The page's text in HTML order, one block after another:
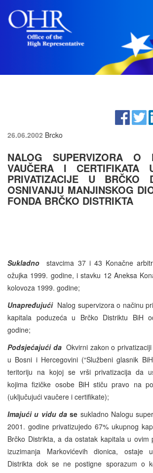
26.06.2002 Brcko
NALOG SUPERVIZORA O
VAUČERA I CERTIFIKATA
PRIVATIZACIJE U BRČKO
OSNIVANJU MANJINSKOG
FONDA BRČKO DISTRIKTA
Sukladno
stavcima 37 i 43 Konačne
ožujka 1999. godine, i stavku 12 Aneksa
kolovoza 1999. godine;
UnapređujućiNalog supervizora o načinu
kapitala poduzeća u Brčko Distriktu BiH
godine;
Podsjećajući daOkvirni zakon o privatizaciji
u Bosni i Hercegovini (“Službeni glasnik
teritoriju na kojoj se vrši privatizacija da
kojima fizičke osobe BiH stiču pravo na
(uključujući vaučere i certifikate);
Imajući u vidu dase sukladno Nalogu
2001. godine privatizujedo 67% ukupnog
Brčko Distrikta, a da ostatak kapitala u ovim
izuzimanja Markovićevih dionica, ostaje
Distrikta dok se ne postigne sporazum o